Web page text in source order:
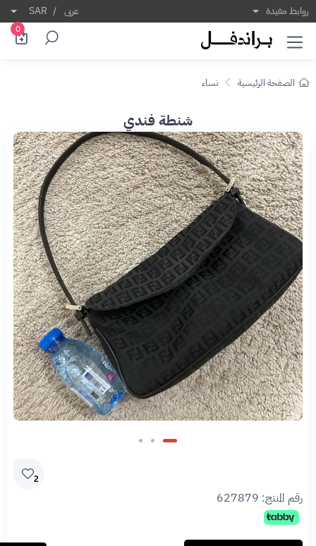
روابط مفيدة عربى /
SAR
0
الصفحة الرئيسية نساء
شنطة فندي
2
رقم المنتج: 627879